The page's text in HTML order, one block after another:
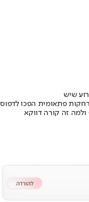
שיש
פתאומית הפכו לדפוס
זה קורה דווקא